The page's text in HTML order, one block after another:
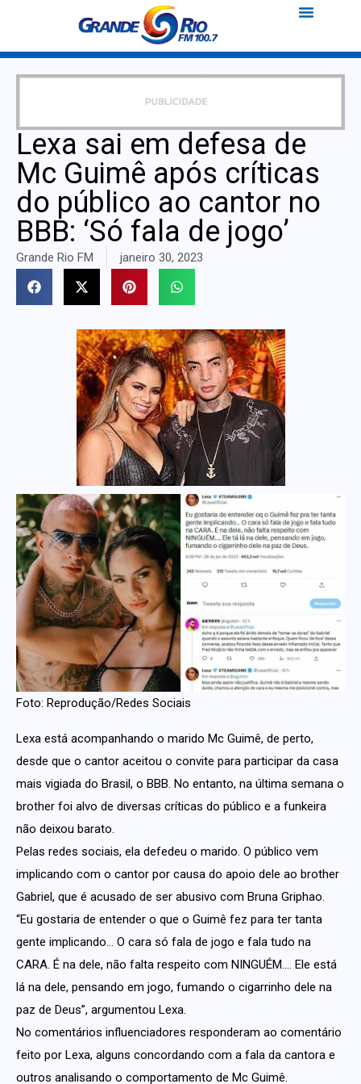
Lexa sai em defesa de
Mc Guimê após críticas
do público ao cantor no
BBB: ‘Só fala de jogo’
Grande Rio FM janeiro 30, 2023
Foto: Reprodução/Redes Sociais
Lexa está acompanhando o marido Mc Guimê, de perto,
desde que o cantor aceitou o convite para participar da casa
mais vigiada do Brasil, o BBB. No entanto, na última semana o
brother foi alvo de diversas críticas do público e a funkeira
não deixou barato.
Pelas redes sociais, ela defedeu o marido. O público vem
implicando com o cantor por causa do apoio dele ao brother
Gabriel, que é acusado de ser abusivo com Bruna Griphao.
“Eu gostaria de entender o que o Guimê fez para ter tanta
gente implicando… O cara só fala de jogo e fala tudo na
CARA. É na dele, não falta respeito com NINGUÉM…. Ele está
lá na dele, pensando em jogo, fumando o cigarrinho dele na
paz de Deus”, argumentou Lexa.
No comentários influenciadores responderam ao comentário
feito por Lexa, alguns concordando com a fala da cantora e
outros analisando o comportamento de Mc Guimê.